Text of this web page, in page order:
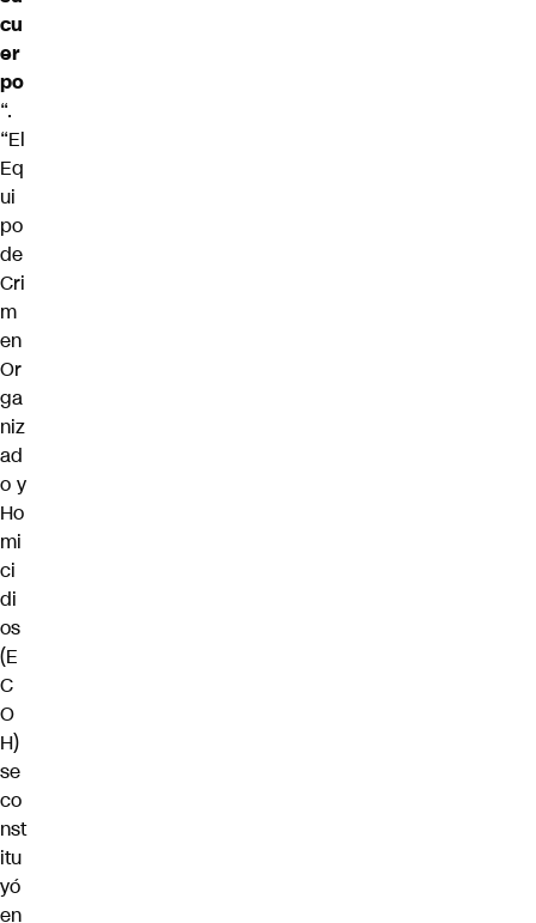
cu
er
po
“.
“El
Eq
ui
po
de
Cri
m
en
Or
ga
niz
ad
o y
Ho
mi
ci
di
os
(E
C
O
H)
se
co
nst
itu
yó
en